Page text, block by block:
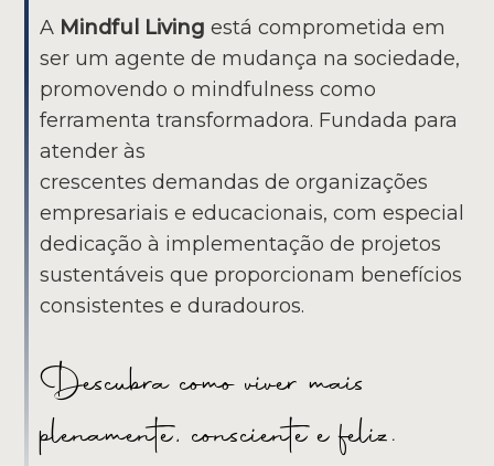
A Mindful Living está comprometida em
ser um agente de mudança na sociedade,
promovendo o mindfulness como
ferramenta transformadora. Fundada para
atender às
crescentes demandas de organizações
empresariais e educacionais, com especial
dedicação à implementação de projetos
sustentáveis que proporcionam benefícios
consistentes e duradouros.
Descubra como viver mais
plenamente, consciente e feliz.